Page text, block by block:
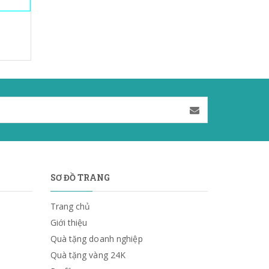
SƠ ĐỒ TRANG
Trang chủ
Giới thiệu
Quà tặng doanh nghiệp
Quà tặng vàng 24K